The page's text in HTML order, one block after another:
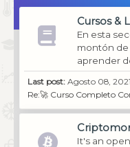
Cursos &
En esta
montón de
aprender
Last post: Agosto 08,
Re:🚀 Curso Completo
It's an